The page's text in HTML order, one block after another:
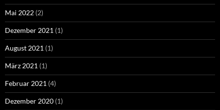
Mai 2022 (2)
Dezember 2021 (1)
August 2021 (1)
März 2021 (1)
Februar 2021 (4)
Dezember 2020 (1)